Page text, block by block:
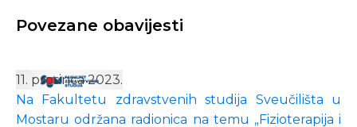
Povezane obavijesti
11. prosinca 2023.
Na Fakultetu zdravstvenih studija Sveučilišta u
Mostaru održana radionica na temu „Fizioterapija i